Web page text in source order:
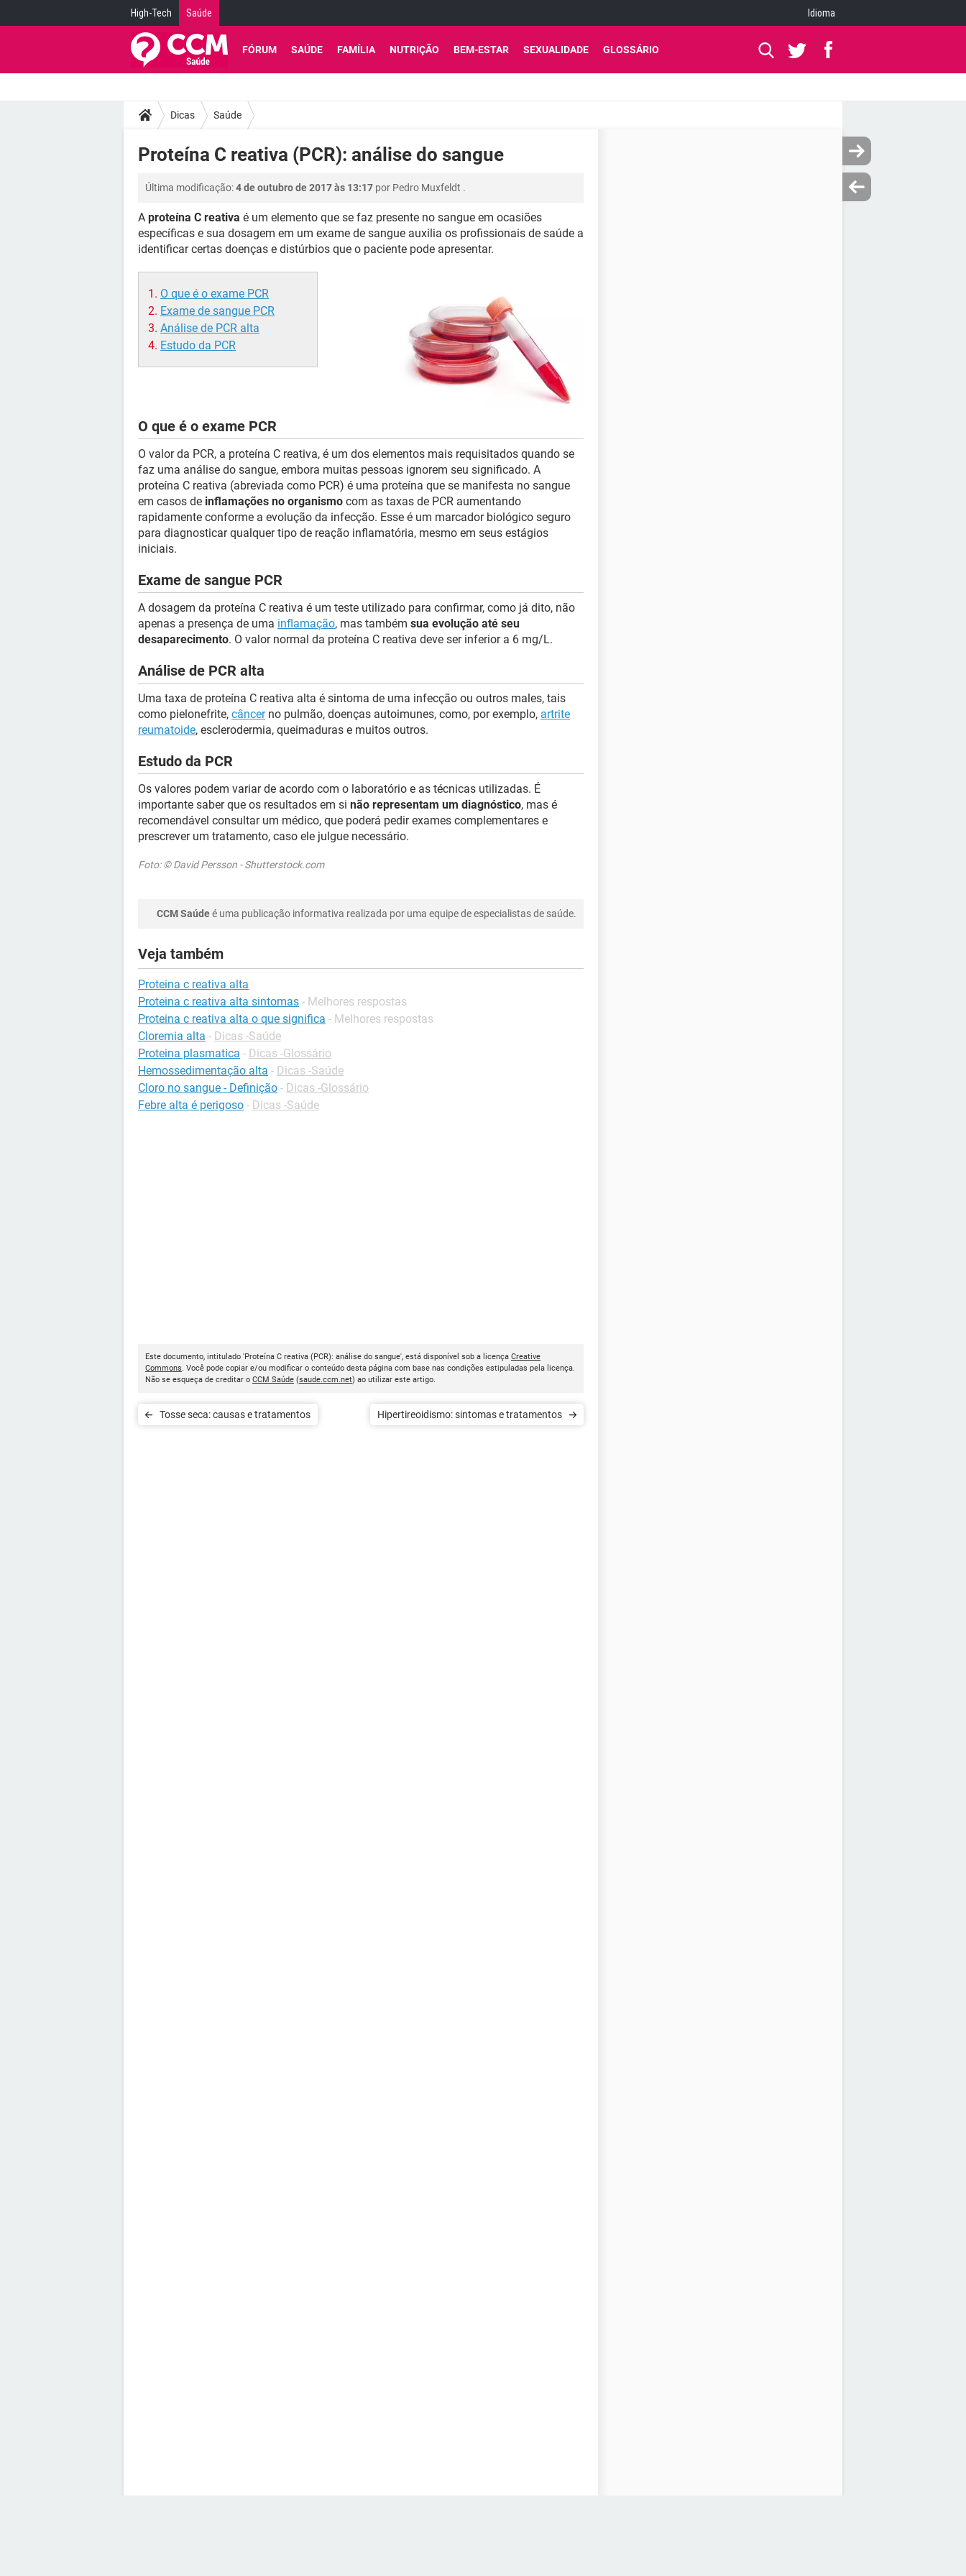
High-Tech Saúde Idioma
FÓRUM SAÚDE FAMÍLIA NUTRIÇÃO BEM-ESTAR SEXUALIDADE GLOSSÁRIO
Dicas Saúde
Proteína C reativa (PCR): análise do sangue
Última modificação:4 de outubro de 2017 às 13:17 por Pedro Muxfeldt .
A proteína C reativa é um elemento que se faz presente no sangue em ocasiões
específicas e sua dosagem em um exame de sangue auxilia os profissionais de saúde a
identificar certas doenças e distúrbios que o paciente pode apresentar.
O que é o exame PCR
Exame de sangue PCR
Análise de PCR alta
Estudo da PCR
O que é o exame PCR
O valor da PCR, a proteína C reativa, é um dos elementos mais requisitados quando se
faz uma análise do sangue, embora muitas pessoas ignorem seu significado. A
proteína C reativa (abreviada como PCR) é uma proteína que se manifesta no sangue
em casos de inflamações no organismo com as taxas de PCR aumentando
rapidamente conforme a evolução da infecção. Esse é um marcador biológico seguro
para diagnosticar qualquer tipo de reação inflamatória, mesmo em seus estágios
iniciais.
Exame de sangue PCR
A dosagem da proteína C reativa é um teste utilizado para confirmar, como já dito, não
apenas a presença de uma inflamação, mas também sua evolução até seu
desaparecimento. O valor normal da proteína C reativa deve ser inferior a 6 mg/L.
Análise de PCR alta
Uma taxa de proteína C reativa alta é sintoma de uma infecção ou outros males, tais
como pielonefrite, câncerno pulmão, doenças autoimunes, como, por exemplo, artrite
reumatoide, esclerodermia, queimaduras e muitos outros.
Estudo da PCR
Os valores podem variar de acordo com o laboratório e as técnicas utilizadas. É
importante saber que os resultados em si não representam um diagnóstico, mas é
recomendável consultar um médico, que poderá pedir exames complementares e
prescrever um tratamento, caso ele julgue necessário.
Foto: © David Persson - Shutterstock.com
CCM Saúdeé uma publicação informativa realizada por uma equipe de especialistas de saúde.
Veja também
Proteina c reativa alta
Proteina c reativa alta sintomas - Melhores respostas
Proteina c reativa alta o que significa - Melhores respostas
Cloremia alta - Dicas -Saúde
Proteina plasmatica - Dicas -Glossário
Hemossedimentação alta - Dicas -Saúde
Cloro no sangue - Definição - Dicas -Glossário
Febre alta é perigoso - Dicas -Saúde
Este documento, intitulado 'Proteína C reativa (PCR): análise do sangue', está disponível sob a licença Creative
Commons. Você pode copiar e/ou modificar o conteúdo desta página com base nas condições estipuladas pela licença.
Não se esqueça de creditar o CCM Saúde (saude.ccm.net) ao utilizar este artigo.
Tosse seca: causas e tratamentos Hipertireoidismo: sintomas e tratamentos